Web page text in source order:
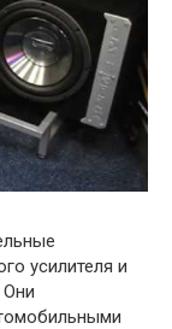
усилителя и
Они